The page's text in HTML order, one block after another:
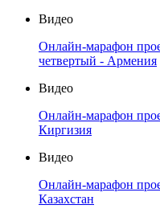
Видео
Онлайн-марафон
четвертый - Армения
Видео
Онлайн-марафон
Киргизия
Видео
Онлайн-марафон
Казахстан